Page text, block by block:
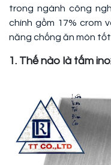
trong ngành công
chính gồm 17% crom
năng chống ăn mòn
1. Thế nào là tấm